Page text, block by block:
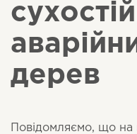
дерев
Повідомляємо, що на